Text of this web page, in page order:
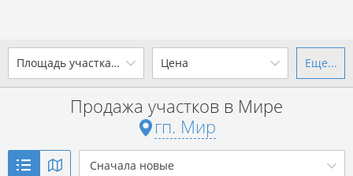
Площадь участка, сотки
до
Цена
от до
р. за всё
Еще...
Продажа участков в Мире
гп. Мир
Сначала новые
Ваш город -гп. Мир?
Выбрать город